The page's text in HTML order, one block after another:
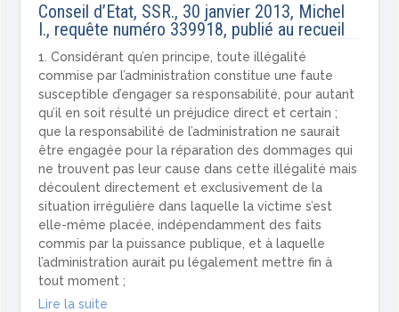
Conseil d’Etat, SSR., 30 janvier 2013, Michel
I., requête numéro 339918, publié au recueil
1. Considérant qu’en principe, toute illégalité
commise par l’administration constitue une faute
susceptible d’engager sa responsabilité, pour autant
qu’il en soit résulté un préjudice direct et certain ;
que la responsabilité de l’administration ne saurait
être engagée pour la réparation des dommages qui
ne trouvent pas leur cause dans cette illégalité mais
découlent directement et exclusivement de la
situation irrégulière dans laquelle la victime s’est
elle-même placée, indépendamment des faits
commis par la puissance publique, et à laquelle
l’administration aurait pu légalement mettre fin à
tout moment ;
Lire la suite